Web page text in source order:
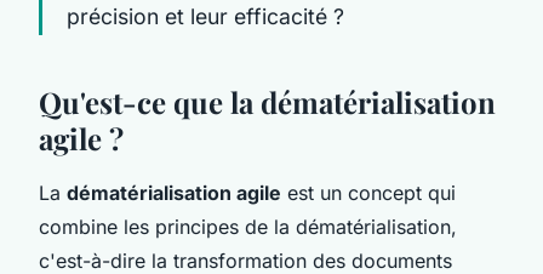
précision et leur efficacité ?
Qu'est-ce que la dématérialisation
agile ?
La dématérialisation agile est un concept qui
combine les principes de la dématérialisation,
c'est-à-dire la transformation des documents